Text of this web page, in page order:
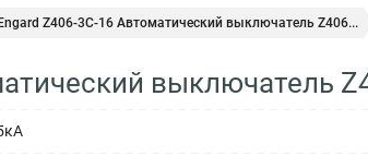
Engard Z406-3C-16 Автоматический выключатель Z406...
выключатель